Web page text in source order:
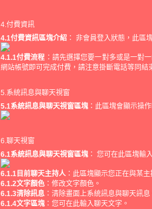
4.付費資訊
4.1付費資訊區塊介紹 ： 非會員登入狀態，此區
4.1.1付費流程 ：請先選擇您要一對多或是一對
網站帳號即可完成付費，請注意掛斷電話等同結
5.系統訊息與聊天視窗
5.1系統訊息與聊天視窗區塊 ：此區塊會顯示操
6.聊天視窗
6.1系統訊息與聊天視窗區塊 ： 您可在此區塊輸
6.1.1目前聊天主持人 ：此區塊顯示您正在與某
6.1.2文字顏色 ：修改文字顏色。
6.1.3清除訊息 ：清除畫面上系統訊息與聊天訊息
6.1.4文字區塊 ：您可在此輸入聊天文字。